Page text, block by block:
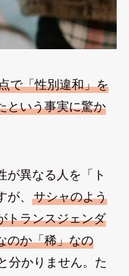
で「性別違和」を
という事実に驚か
が異なる人を「ト
、 サシャのよう
トランスジェンダ
のか「稀」なの
分かりません。た